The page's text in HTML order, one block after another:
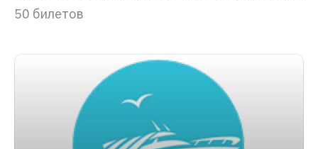
50 билетов